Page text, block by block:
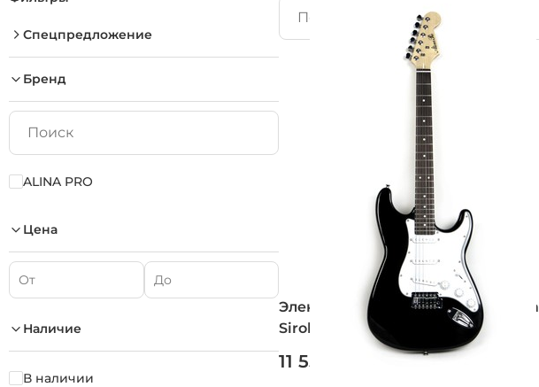
Спецпредложение
Бренд
ALINA PRO
Цена
Наличие
В наличии
Электрогитара ALINA PRO Fantom
Sirob (BK)
11 550 ₽